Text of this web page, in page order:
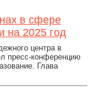
в сфере
на 2025 год
центра в
пресс-конференцию
Глава